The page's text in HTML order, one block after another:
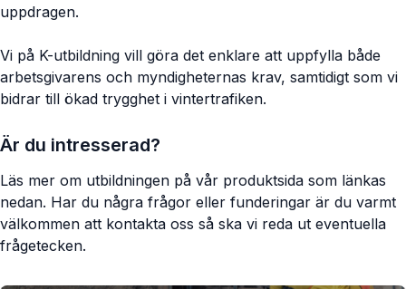
uppdragen.
Vi på K-utbildning vill göra det enklare att uppfylla både
arbetsgivarens och myndigheternas krav, samtidigt som vi
bidrar till ökad trygghet i vintertrafiken.
Är du intresserad?
Läs mer om utbildningen på vår produktsida som länkas
nedan. Har du några frågor eller funderingar är du varmt
välkommen att kontakta oss så ska vi reda ut eventuella
frågetecken.